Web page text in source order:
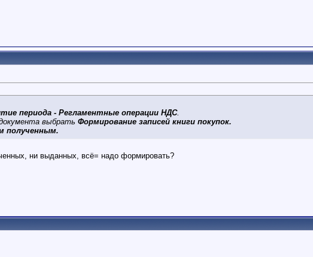
периода - Регламентные операции НДС.
выбрать Формирование записей книги покупок.
полученным.
ни выданных, всё= надо формировать?